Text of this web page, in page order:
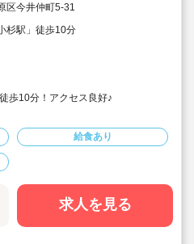
区今井仲町5-31
杉駅」徒歩10分
歩10分！アクセス良好♪
れる方歓迎！時間固定もご相談くだ
上に手伝わない方針です♪
間の優しさがあふれる環境♪
の個性を大切にする保育！
保育士も保護者の方にも落ち着いて
間となるようカフェのような場所で
ます。姉妹園には、実際にカフェを
給食あり
求人を見る